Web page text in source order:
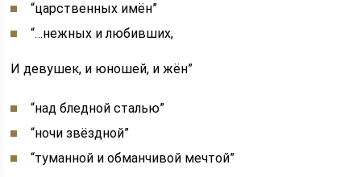
“царственных имён”
“…нежных и любивших,
И девушек, и юношей, и жён”
“над бледной сталью”
“ночи звёздной”
“туманной и обманчивой мечтой”